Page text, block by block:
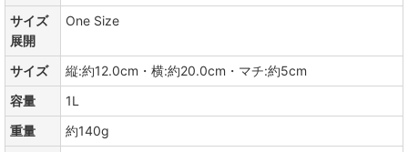
サイズ
展開
One Size
サイズ
縦:約12.0cm・横:約20.0cm・マチ:約5cm
容量
1L
重量
約140g